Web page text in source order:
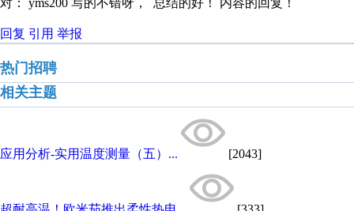
对： yms200 写的不错呀， 总结的好！ 内容的回复！
回复 引用 举报
热门招聘
相关主题
应用分析-实用温度测量（五）... [2043]